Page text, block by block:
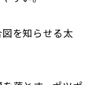
を知らせる太